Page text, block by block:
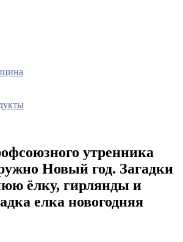
утренника
Новый год. Загадки
ёлку, гирлянды и
елка новогодняя